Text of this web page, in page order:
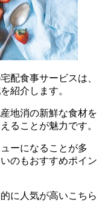
配食事サービスは、
紹介します。
地消の新鮮な食材を
ることが魅力です。
ーになることが多
のもおすすめポイン
に人気が高いこちら